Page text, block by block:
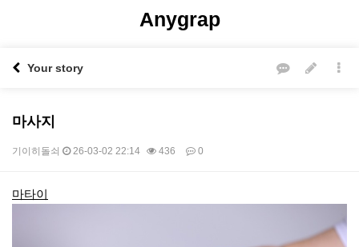
Anygrap
Your story
마사지
기이히돌쇠 26-03-02 22:14 436 0
본문
마타이